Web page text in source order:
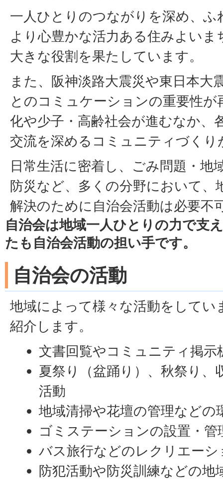
一人ひとりのつながりを深め、ふ
より心豊かな活力ある住みよい
大きな役割を果たしています。
また、阪神淡路大震災や東日本大
とのコミュケーションの重要性が
化や少子・高齢社会が進むなか、
交流を深めるコミュニティづく
日常生活に密着し、ごみ問題・地
防災など、多くの分野において、
解決のために自治会活動は必要不
自治会は地域一人ひとりの力で支
たも自治会活動の担い手です。
自治会の活動
地域によって様々な活動をしてい
紹介します。
文書回覧やコミュニティ掲示
夏祭り（盆踊り）、秋祭り、
活動
地域清掃や花壇の管理などの
ゴミステーションの設置・管
バス旅行などのレクリエーシ
防犯活動や防災訓練などの地